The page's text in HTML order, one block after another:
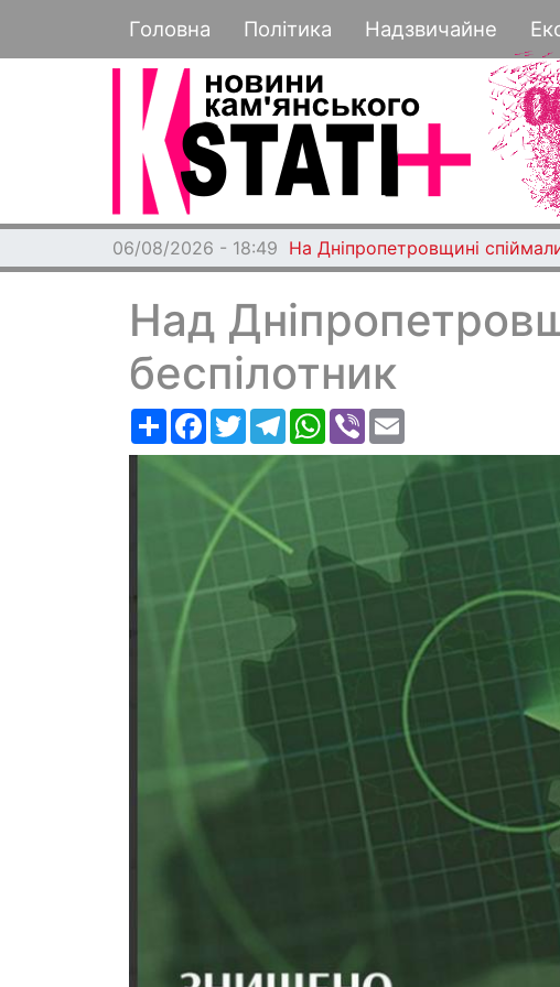
Основная навигация
Головна Політика Надзвичайне
06/08/2026 - 18:49 На Дніпропетровщині
Над
беспілотник
РесурсFacebook
TwitterTelegramWhatsApp
Viber